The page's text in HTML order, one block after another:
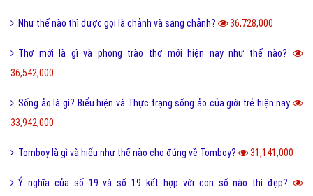
Như thế nào thì được gọi là chảnh và sang chảnh? 36,728,000
Thơ mới là gì và phong trào thơ mới hiện nay như thế nào?
36,542,000
Sống ảo là gì? Biểu hiện và Thực trạng sống ảo của giới trẻ hiện nay
33,942,000
Tomboy là gì và hiểu như thế nào cho đúng về Tomboy? 31,141,000
Ý nghĩa của số 19 và số 19 kết hợp với con số nào thì đẹp?